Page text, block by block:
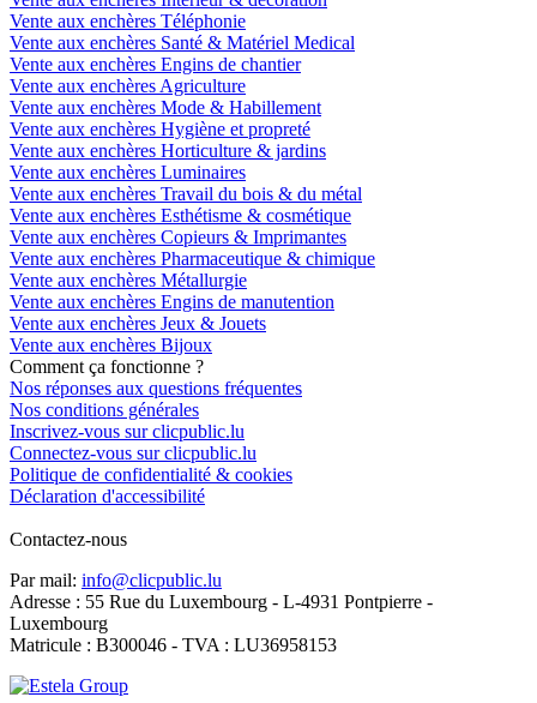
Vente aux enchères Téléphonie
Vente aux enchères Santé & Matériel Medical
Vente aux enchères Engins de chantier
Vente aux enchères Agriculture
Vente aux enchères Mode & Habillement
Vente aux enchères Hygiène et propreté
Vente aux enchères Horticulture & jardins
Vente aux enchères Luminaires
Vente aux enchères Travail du bois & du métal
Vente aux enchères Esthétisme & cosmétique
Vente aux enchères Copieurs & Imprimantes
Vente aux enchères Pharmaceutique & chimique
Vente aux enchères Métallurgie
Vente aux enchères Engins de manutention
Vente aux enchères Jeux & Jouets
Vente aux enchères Bijoux
Comment ça fonctionne ?
Nos réponses aux questions fréquentes
Nos conditions générales
Inscrivez-vous sur clicpublic.lu
Connectez-vous sur clicpublic.lu
Politique de confidentialité & cookies
Déclaration d'accessibilité
Contactez-nous
Par mail: info@clicpublic.lu
Adresse : 55 Rue du Luxembourg - L-4931 Pontpierre -
Luxembourg
Matricule : B300046 - TVA : LU36958153